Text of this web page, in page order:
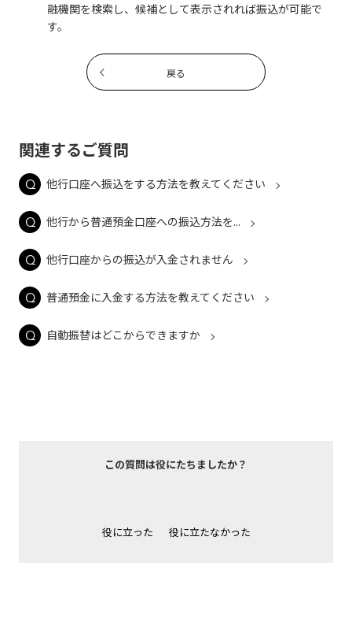
融機関を検索し、候補として表示されれば振込が可能で
す。
戻る
関連するご質問
他行口座へ振込をする方法を教えてください
他行から普通預金口座への振込方法を...
他行口座からの振込が入金されません
普通預金に入金する方法を教えてください
自動振替はどこからできますか
この質問は役にたちましたか？
役に立った 役に立たなかった